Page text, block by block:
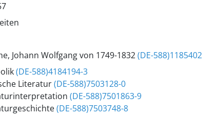
Johann Wolfgang von 1749-1832(DE-
(DE-588)4184194-3
Literatur(DE-588)7503128-0
(DE-588)7501863-9
(DE-588)7503748-8